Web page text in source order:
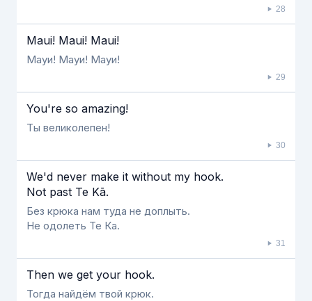
28
Maui! Maui! Maui!
Мауи! Мауи! Мауи!
29
You're so amazing!
Ты великолепен!
30
We'd never make it without my hook.
Not past Te Kā.
Без крюка нам туда не доплыть.
Не одолеть Те Ка.
31
Then we get your hook.
Тогда найдём твой крюк.